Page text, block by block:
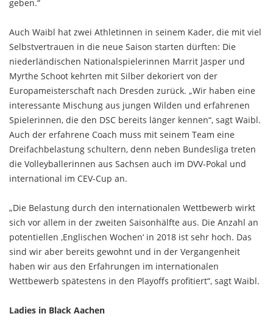
geben.“
Auch Waibl hat zwei Athletinnen in seinem Kader, die mit viel
Selbstvertrauen in die neue Saison starten dürften: Die
niederländischen Nationalspielerinnen Marrit Jasper und
Myrthe Schoot kehrten mit Silber dekoriert von der
Europameisterschaft nach Dresden zurück. „Wir haben eine
interessante Mischung aus jungen Wilden und erfahrenen
Spielerinnen, die den DSC bereits länger kennen“, sagt Waibl.
Auch der erfahrene Coach muss mit seinem Team eine
Dreifachbelastung schultern, denn neben Bundesliga treten
die Volleyballerinnen aus Sachsen auch im DVV-Pokal und
international im CEV-Cup an.
„Die Belastung durch den internationalen Wettbewerb wirkt
sich vor allem in der zweiten Saisonhälfte aus. Die Anzahl an
potentiellen ‚Englischen Wochen‘ in 2018 ist sehr hoch. Das
sind wir aber bereits gewohnt und in der Vergangenheit
haben wir aus den Erfahrungen im internationalen
Wettbewerb spätestens in den Playoffs profitiert“, sagt Waibl.
Ladies in Black Aachen